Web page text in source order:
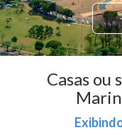
Casas ou